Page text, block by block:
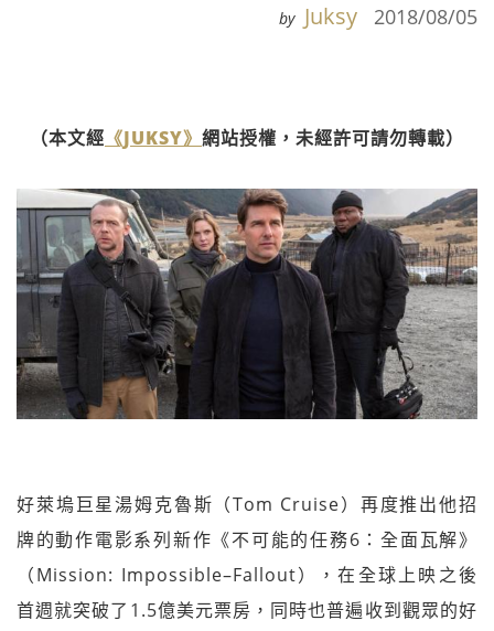
by Juksy 2018/08/05
（本文經 《JUKSY》 網站授權，未經許可請勿轉載）
好萊塢巨星湯姆克魯斯（Tom Cruise）再度推出他招
牌的動作電影系列新作《不可能的任務6：全面瓦解》
（Mission: Impossible–Fallout），在全球上映之後
首週就突破了1.5億美元票房，同時也普遍收到觀眾的好